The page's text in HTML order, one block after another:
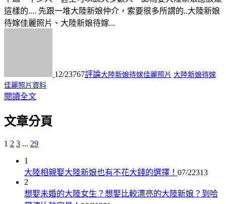
這樣的.... 先跟一堆大陸新娘仲介，索要很多所謂的..大陸新娘
待嫁佳麗照片、大陸新娘待嫁...
12/23767評論大陸新娘待嫁佳麗照片 大陸新娘待嫁
佳麗照片資料
閱讀全文
文章分頁
1 2 3 ... 29
1
大陸相親娶大陸新娘也有不花大錢的選擇！ 07/22313
2
想娶未婚的大陸女生？想娶比較漂亮的大陸新娘？到哈